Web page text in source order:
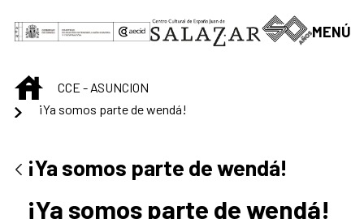
Saltar al contenido principal
MENÚ
INICIOCCE - ASUNCION
¡Ya somos parte de wendá!
¡Ya somos parte de wendá!
¡Ya somos parte de wendá!